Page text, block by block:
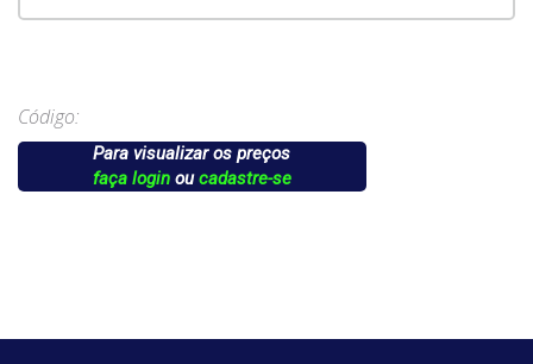
Código:
Para visualizar os preços
faça loginoucadastre-se